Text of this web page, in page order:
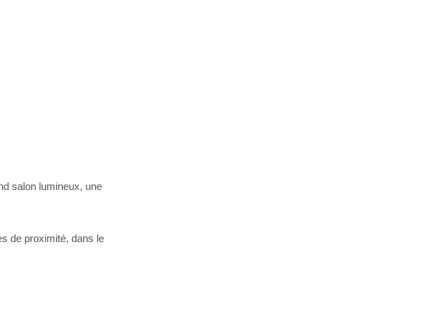
salon lumineux, une
de proximité, dans le